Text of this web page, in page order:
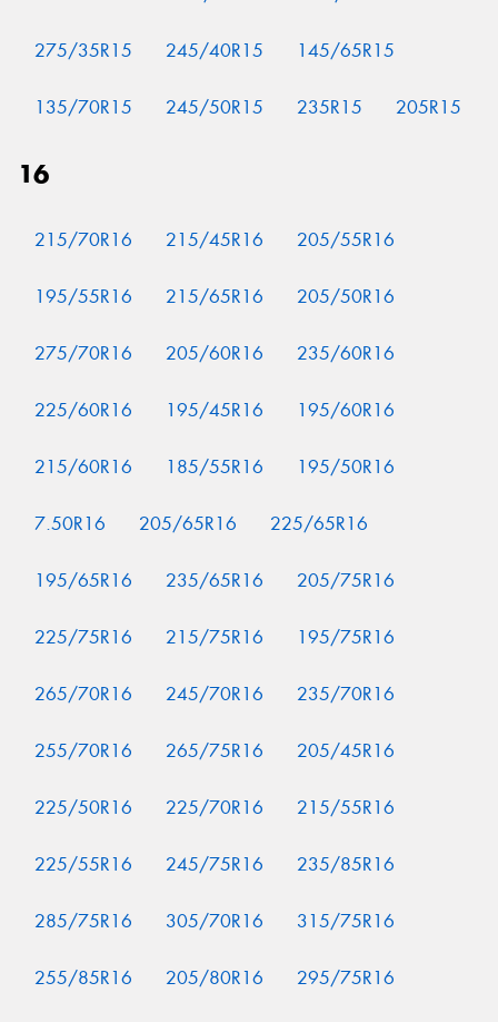
275/35R15 245/40R15 145/65R15
135/70R15 245/50R15 235R15 205R15
16
215/70R16 215/45R16 205/55R16
195/55R16 215/65R16 205/50R16
275/70R16 205/60R16 235/60R16
225/60R16 195/45R16 195/60R16
215/60R16 185/55R16 195/50R16
7.50R16 205/65R16 225/65R16
195/65R16 235/65R16 205/75R16
225/75R16 215/75R16 195/75R16
265/70R16 245/70R16 235/70R16
255/70R16 265/75R16 205/45R16
225/50R16 225/70R16 215/55R16
225/55R16 245/75R16 235/85R16
285/75R16 305/70R16 315/75R16
255/85R16 205/80R16 295/75R16